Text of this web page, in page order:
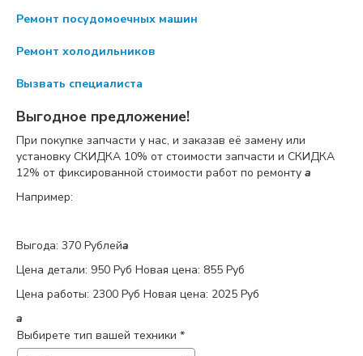
Ремонт посудомоечных машин
Ремонт холодильников
Вызвать специалиста
Выгодное предложение!
При покупке запчасти у нас, и заказав её замену или
установку СКИДКА 10% от стоимости запчасти и СКИДКА
12% от фиксированной стоимости работ по ремонту a
Например:
Выгода: 370 Рублейa
Цена детали: 950 Руб Новая цена: 855 Руб
Цена работы: 2300 Руб Новая цена: 2025 Руб
a
Выбирете тип вашей техники *